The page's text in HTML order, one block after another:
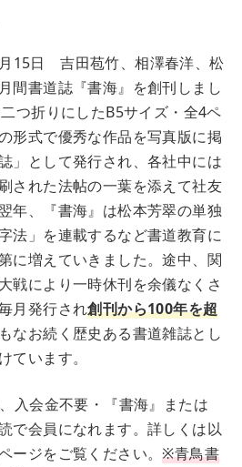
15日 吉田苞竹、相澤春洋、松
間書道誌『書海』を創刊しまし
つ折りにしたB5サイズ・全4ペ
形式で優秀な作品を写真版に掲
」として発行され、各社中には
された法帖の一葉を添えて社友
年、『書海』は松本芳翠の単独
法」を連載するなど書道教育に
に増えていきました。途中、関
戦により一時休刊を余儀なくさ
月発行され創刊から100年を超
なお続く歴史ある書道雑誌とし
ています。
入会金不要・『書海』または
で会員になれます。詳しくは以
ージをご覧ください。※青鳥書